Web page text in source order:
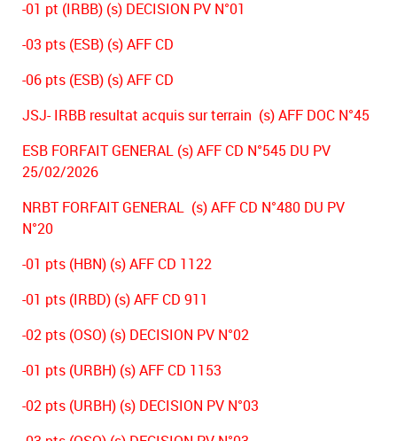
-01 pt (IRBB) (s) DECISION PV N°01
-03 pts (ESB) (s) AFF CD
-06 pts (ESB) (s) AFF CD
JSJ- IRBB resultat acquis sur terrain (s) AFF DOC N°45
ESB FORFAIT GENERAL (s) AFF CD N°545 DU PV
25/02/2026
NRBT FORFAIT GENERAL (s) AFF CD N°480 DU PV
N°20
-01 pts (HBN) (s) AFF CD 1122
-01 pts (IRBD) (s) AFF CD 911
-02 pts (OSO) (s) DECISION PV N°02
-01 pts (URBH) (s) AFF CD 1153
-02 pts (URBH) (s) DECISION PV N°03